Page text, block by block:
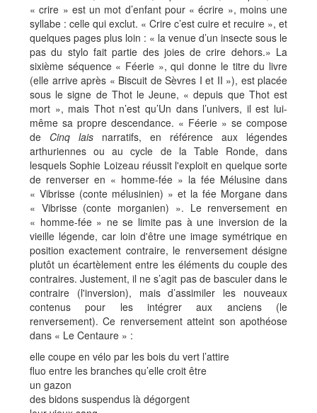
« crire » est un mot d’enfant pour « écrire », moins une
syllabe : celle qui exclut. « Crire c’est cuire et recuire », et
quelques pages plus loin : « la venue d’un insecte sous le
pas du stylo fait partie des joies de crire dehors.» La
sixième séquence « Féerie », qui donne le titre du livre
(elle arrive après « Biscuit de Sèvres I et II »), est placée
sous le signe de Thot le Jeune, « depuis que Thot est
mort », mais Thot n’est qu’Un dans l’univers, il est lui-
même sa propre descendance. « Féerie » se compose
de Cinq lais narratifs, en référence aux légendes
arthuriennes ou au cycle de la Table Ronde, dans
lesquels Sophie Loizeau réussit l'exploit en quelque sorte
de renverser en « homme-fée » la fée Mélusine dans
« Vibrisse (conte mélusinien) » et la fée Morgane dans
« Vibrisse (conte morganien) ». Le renversement en
« homme-fée » ne se limite pas à une inversion de la
vieille légende, car loin d'être une image symétrique en
position exactement contraire, le renversement désigne
plutôt un écartèlement entre les éléments du couple des
contraires. Justement, il ne s’agit pas de basculer dans le
contraire (l'inversion), mais d’assimiler les nouveaux
contenus pour les intégrer aux anciens (le
renversement). Ce renversement atteint son apothéose
dans « Le Centaure » :
elle coupe en vélo par les bois du vert l’attire
fluo entre les branches qu’elle croit être
un gazon
des bidons suspendus là dégorgent